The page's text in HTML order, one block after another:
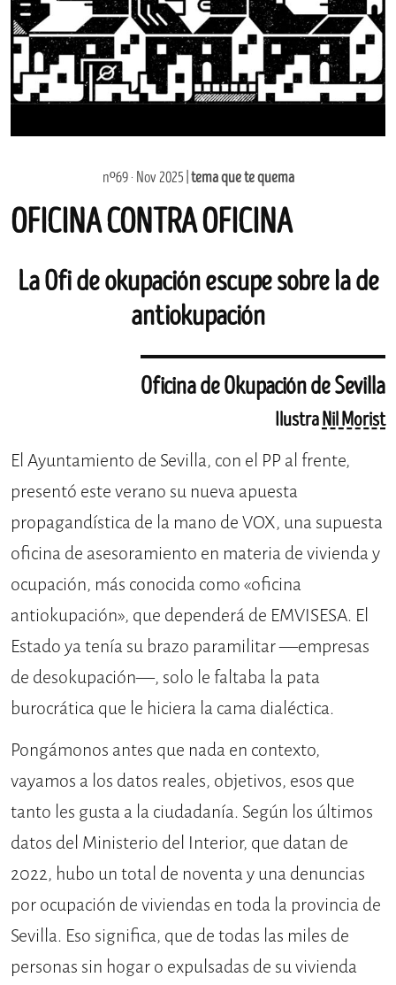
nº69 · Nov 2025 | tema que te quema
OFICINA CONTRA OFICINA
La Ofi de okupación escupe sobre la de
antiokupación
Oficina de Okupación de Sevilla
IlustraNil Morist
El Ayuntamiento de Sevilla, con el PP al frente,
presentó este verano su nueva apuesta
propagandística de la mano de VOX, una supuesta
oficina de asesoramiento en materia de vivienda y
ocupación, más conocida como «oficina
antiokupación», que dependerá de EMVISESA. El
Estado ya tenía su brazo paramilitar —empresas
de desokupación—, solo le faltaba la pata
burocrática que le hiciera la cama dialéctica.
Pongámonos antes que nada en contexto,
vayamos a los datos reales, objetivos, esos que
tanto les gusta a la ciudadanía. Según los últimos
datos del Ministerio del Interior, que datan de
2022, hubo un total de noventa y una denuncias
por ocupación de viviendas en toda la provincia de
Sevilla. Eso significa, que de todas las miles de
personas sin hogar o expulsadas de su vivienda